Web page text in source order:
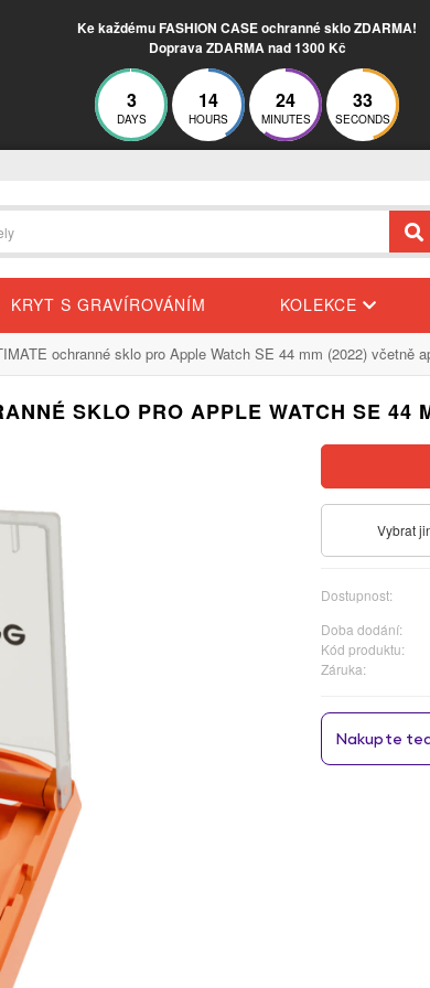
Ke každému FASHION CASE ochranné sklo ZDARMA!
Doprava ZDARMA nad 1300 Kč
3
DAYS
14
HOURS
24
MINUTES
32
SECONDS
KRYT S GRAVÍROVÁNÍM KOLEKCE
ochranné sklo pro Apple Watch SE 44 mm (2022) včetně
SKLO PRO APPLE WATCH SE 44
Vybrat
Dostupnost:
Doba dodání:
Kód produktu:
Záruka: